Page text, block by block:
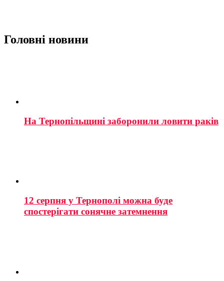
Головні новини
На Тернопільщині заборонили ловити раків
12 серпня у Тернополі можна буде
спостерігати сонячне затемнення